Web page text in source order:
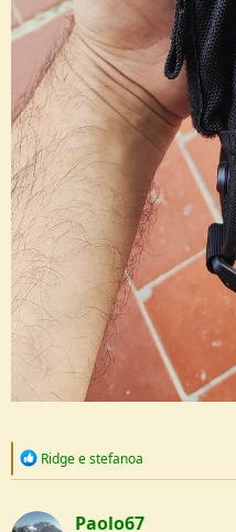
R
c
t
Ridgeestefanoa
Paolo67